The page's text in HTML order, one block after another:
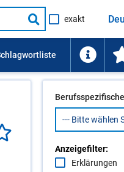
Suche
starten
exakt
Anzeigefilter:
Erklärungen